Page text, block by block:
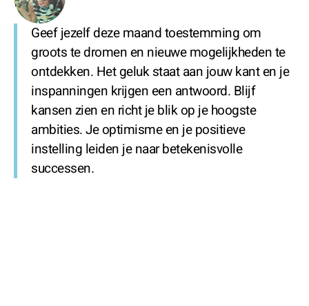
Geef jezelf deze maand toestemming om
groots te dromen en nieuwe mogelijkheden te
ontdekken. Het geluk staat aan jouw kant en je
inspanningen krijgen een antwoord. Blijf
kansen zien en richt je blik op je hoogste
ambities. Je optimisme en je positieve
instelling leiden je naar betekenisvolle
successen.